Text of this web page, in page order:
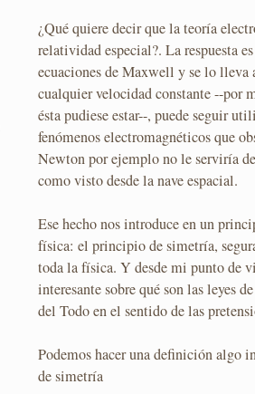
¿Qué quiere decir que la teoría
relatividad especial?. La respuesta
ecuaciones de Maxwell y se lo lleva
cualquier velocidad constante --por
ésta pudiese estar--, puede seguir
fenómenos electromagnéticos que
Newton por ejemplo no le serviría
como visto desde la nave espacial.
Ese hecho nos introduce en un
física: el principio de simetría,
toda la física. Y desde mi punto de
interesante sobre qué son las leyes
del Todo en el sentido de las
Podemos hacer una definición algo
de simetría